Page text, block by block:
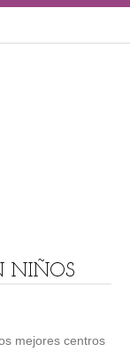
NIÑOS
mejores centros